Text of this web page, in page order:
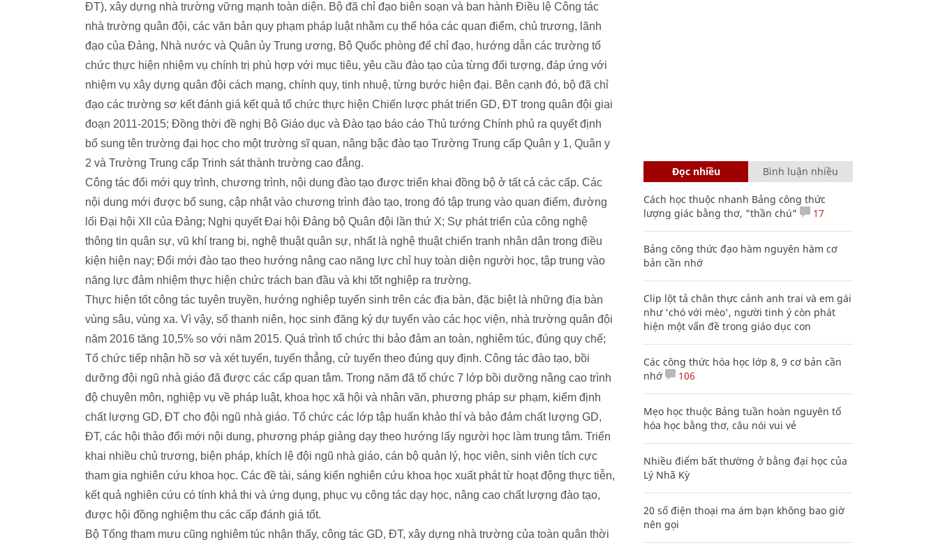
ĐT), xây dựng nhà trường vững mạnh toàn diện. Bộ đã chỉ đạo biên soạn và ban hành Điều lệ Công tác
nhà trường quân đội, các văn bản quy phạm pháp luật nhằm cụ thể hóa các quan điểm, chủ trương, lãnh
đạo của Đảng, Nhà nước và Quân ủy Trung ương, Bộ Quốc phòng để chỉ đạo, hướng dẫn các trường tổ
chức thực hiện nhiệm vụ chính trị phù hợp với mục tiêu, yêu cầu đào tạo của từng đối tượng, đáp ứng với
nhiệm vụ xây dựng quân đội cách mạng, chính quy, tinh nhuệ, từng bước hiện đại. Bên cạnh đó, bộ đã chỉ
đạo các trường sơ kết đánh giá kết quả tổ chức thực hiện Chiến lược phát triển GD, ĐT trong quân đội giai
đoạn 2011-2015; Đồng thời đề nghị Bộ Giáo dục và Đào tạo báo cáo Thủ tướng Chính phủ ra quyết định
bổ sung tên trường đại học cho một trường sĩ quan, nâng bậc đào tạo Trường Trung cấp Quân y 1, Quân y
2 và Trường Trung cấp Trinh sát thành trường cao đẳng.
Công tác đổi mới quy trình, chương trình, nội dung đào tạo được triển khai đồng bộ ở tất cả các cấp. Các
nội dung mới được bổ sung, cập nhật vào chương trình đào tạo, trong đó tập trung vào quan điểm, đường
lối Đại hội XII của Đảng; Nghị quyết Đại hội Đảng bộ Quân đội lần thứ X; Sự phát triển của công nghệ
thông tin quân sự, vũ khí trang bị, nghệ thuật quân sự, nhất là nghệ thuật chiến tranh nhân dân trong điều
kiện hiện nay; Đổi mới đào tạo theo hướng nâng cao năng lực chỉ huy toàn diện người học, tập trung vào
năng lực đảm nhiệm thực hiện chức trách ban đầu và khi tốt nghiệp ra trường.
Thực hiện tốt công tác tuyên truyền, hướng nghiệp tuyển sinh trên các địa bàn, đặc biệt là những địa bàn
vùng sâu, vùng xa. Vì vậy, số thanh niên, học sinh đăng ký dự tuyển vào các học viện, nhà trường quân đội
năm 2016 tăng 10,5% so với năm 2015. Quá trình tổ chức thi bảo đảm an toàn, nghiêm túc, đúng quy chế;
Tổ chức tiếp nhận hồ sơ và xét tuyển, tuyển thẳng, cử tuyển theo đúng quy định. Công tác đào tạo, bồi
dưỡng đội ngũ nhà giáo đã được các cấp quan tâm. Trong năm đã tổ chức 7 lớp bồi dưỡng nâng cao trình
độ chuyên môn, nghiệp vụ về pháp luật, khoa học xã hội và nhân văn, phương pháp sư phạm, kiểm định
chất lượng GD, ĐT cho đội ngũ nhà giáo. Tổ chức các lớp tập huấn khảo thí và bảo đảm chất lượng GD,
ĐT, các hội thảo đổi mới nội dung, phương pháp giảng dạy theo hướng lấy người học làm trung tâm. Triển
khai nhiều chủ trương, biện pháp, khích lệ đội ngũ nhà giáo, cán bộ quản lý, học viên, sinh viên tích cực
tham gia nghiên cứu khoa học. Các đề tài, sáng kiến nghiên cứu khoa học xuất phát từ hoạt động thực tiễn,
kết quả nghiên cứu có tính khả thi và ứng dụng, phục vụ công tác dạy học, nâng cao chất lượng đào tạo,
được hội đồng nghiệm thu các cấp đánh giá tốt.
Bộ Tổng tham mưu cũng nghiêm túc nhận thấy, công tác GD, ĐT, xây dựng nhà trường của toàn quân thời
Đọc nhiều Bình luận nhiều
Cách học thuộc nhanh Bảng công thức
lượng giác bằng thơ, "thần chú"
17
Bảng công thức đạo hàm nguyên hàm cơ
bản cần nhớ
Clip lột tả chân thực cảnh anh trai và em gái
như 'chó với mèo', người tinh ý còn phát
hiện một vấn đề trong giáo dục con
Các công thức hóa học lớp 8, 9 cơ bản cần
nhớ
106
Mẹo học thuộc Bảng tuần hoàn nguyên tố
hóa học bằng thơ, câu nói vui vẻ
Nhiều điểm bất thường ở bằng đại học của
Lý Nhã Kỳ
20 số điện thoại ma ám bạn không bao giờ
nên gọi